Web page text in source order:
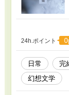
24h.ポイント
日常 完
幻想文学